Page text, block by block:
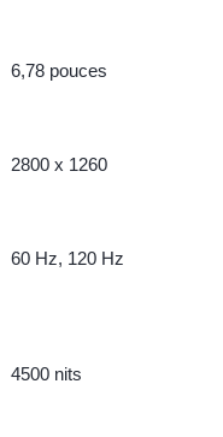
6,78 pouces
2800 x 1260
60 Hz, 120 Hz
4500 nits